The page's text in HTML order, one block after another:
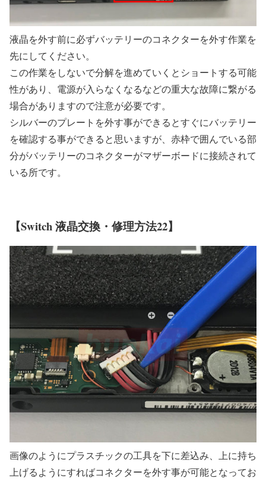
液晶を外す前に必ずバッテリーのコネクターを外す作業を
先にしてください。
この作業をしないで分解を進めていくとショートする可能
性があり、電源が入らなくなるなどの重大な故障に繋がる
場合がありますので注意が必要です。
シルバーのプレートを外す事ができるとすぐにバッテリー
を確認する事ができると思いますが、赤枠で囲んでいる部
分がバッテリーのコネクターがマザーボードに接続されて
いる所です。
【Switch 液晶交換・修理方法22】
画像のようにプラスチックの工具を下に差込み、上に持ち
上げるようにすればコネクターを外す事が可能となってお